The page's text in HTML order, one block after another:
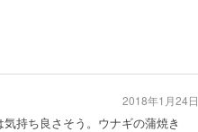
持ち良さそう。ウナギの蒲焼き
2018年1月24日